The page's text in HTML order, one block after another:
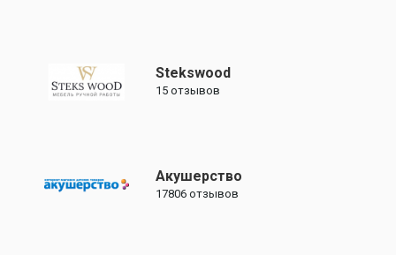
Stekswood
15отзывов
Акушерство
17806отзывов